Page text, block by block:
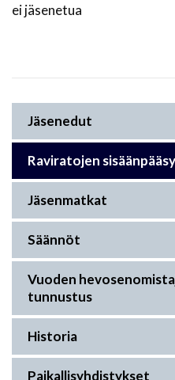
ei jäsenetua
Jäsenedut
Raviratojen
Jäsenmatkat
Säännöt
Vuoden
tunnustus
Historia
Paikallisyhdistykset